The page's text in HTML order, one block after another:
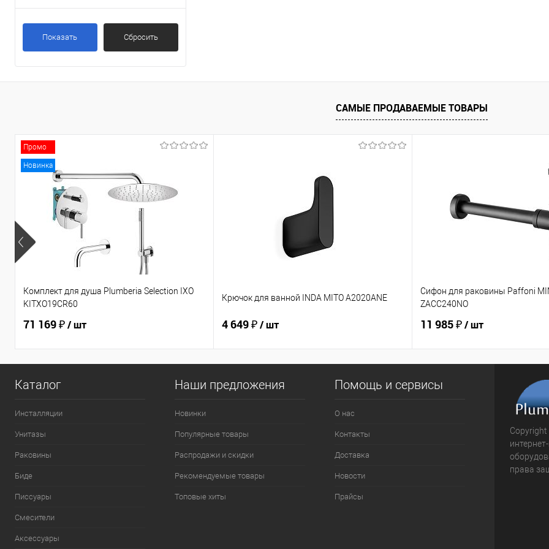
Показать Сбросить
САМЫЕ ПРОДАВАЕМЫЕ ТОВАРЫ
Промо
Новинка
Комплект для душа Plumberia Selection IXO
KITXO19CR60
71 169 ₽/ шт
Крючок для ванной INDA MITO A2020ANE
4 649 ₽/ шт
Сифон для раковины Paffoni
ZACC240NO
11 985 ₽/ шт
Каталог
Инсталляции
Унитазы
Раковины
Биде
Писсуары
Смесители
Аксессуары
Наши предложения
Новинки
Популярные товары
Распродажи и скидки
Рекомендуемые товары
Топовые хиты
Помощь и сервисы
О нас
Контакты
Доставка
Новости
Прайсы
права